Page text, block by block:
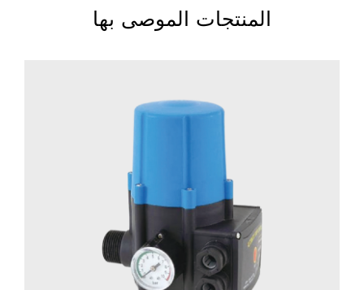
المنتجات الموصى بها